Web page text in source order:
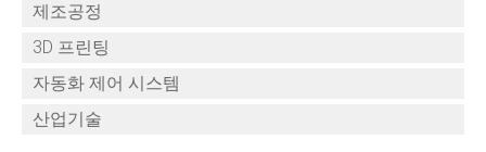
제조공정
3D 프린팅
자동화 제어 시스템
산업기술